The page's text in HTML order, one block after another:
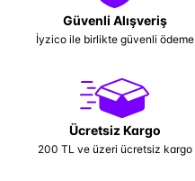
Güvenli Alışveriş
İyzico ile birlikte güvenli ödeme
Ücretsiz Kargo
200 TL ve üzeri ücretsiz kargo